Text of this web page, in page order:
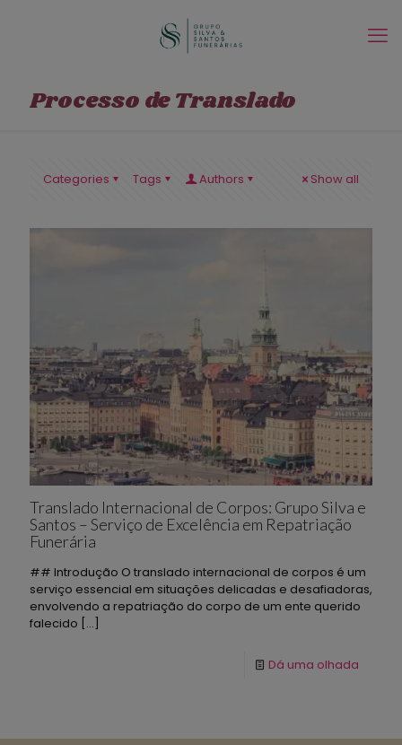
Processo de Translado
Categories Tags Authors Show all
Translado Internacional de Corpos: Grupo Silva e
Santos – Serviço de Excelência em Repatriação
Funerária
## Introdução O translado internacional de corpos é um
serviço essencial em situações delicadas e desafiadoras,
envolvendo a repatriação do corpo de um ente querido
falecido […]
Dá uma olhada